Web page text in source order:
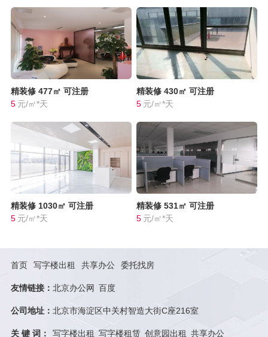
精装修 477㎡ 可注册
5 元/㎡*天
精装修 430㎡ 可注册
5 元/㎡*天
精装修 1030㎡ 可注册
5 元/㎡*天
精装修 531㎡ 可注册
5 元/㎡*天
首页 写字楼出租 共享办公 委托找房
友情链接： 北京办公网 百度
公司地址： 北京市海淀区中关村智造大街C座216室
关 键 词： 写字楼出租 写字楼租赁 创意园出租 共享办公